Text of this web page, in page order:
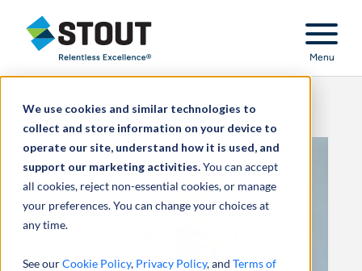
We use cookies and similar technologies to
collect and store information on your device to
operate our site, understand how it is used, and
support our marketing activities.You can accept
all cookies, reject non-essential cookies, or manage
your preferences. You can change your choices at
any time.
See ourCookie Policy, Privacy Policy, and Terms of
Stout Relentless Excellence
Menu